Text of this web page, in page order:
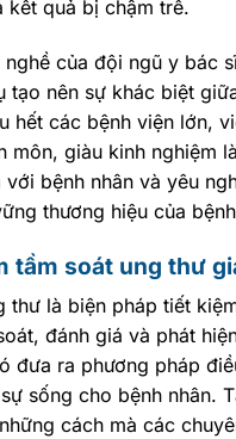
kết quả bị chậm trễ.
của đội ngũ y bác
tạo nên sự khác biệt
hết các bệnh viện lớn,
môn, giàu kinh nghiệm
với bệnh nhân và yêu
thương hiệu của
tầm soát ung thư
thư là biện pháp tiết
đánh giá và phát
đưa ra phương pháp
sống cho bệnh nhân.
cách mà các